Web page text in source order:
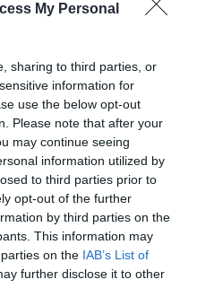
My Personal
sharing to third parties, or
information for
use the below opt-out
Please note that after your
may continue seeing
information utilized by
to third parties prior to
opt-out of the further
by third parties on the
This information may
on the IAB’s List of
further disclose it to other